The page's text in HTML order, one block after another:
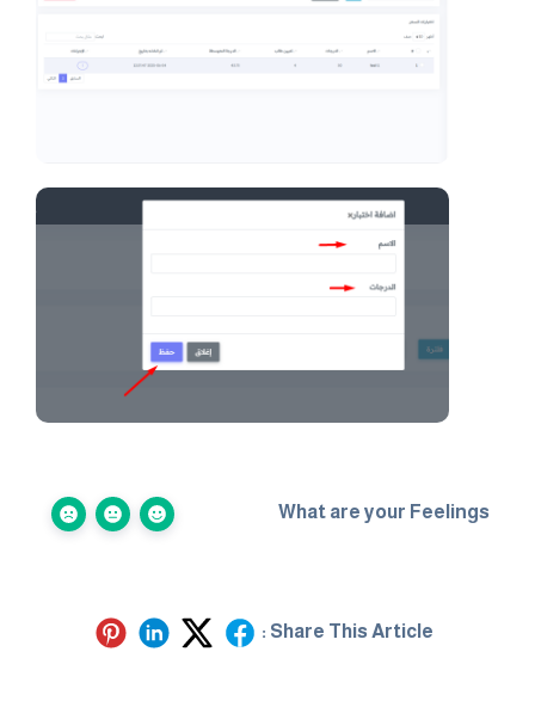
What are your Feelings
Share This Article :